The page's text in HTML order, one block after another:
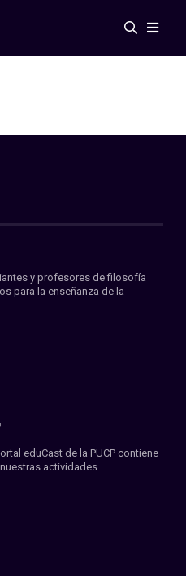
y profesores de filosofía
para la enseñanza de la
eduCast de la PUCP contiene
actividades.